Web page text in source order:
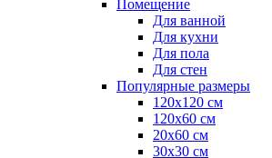
Помещение
Для ванной
Для кухни
Для пола
Для стен
Популярные размеры
120x120 см
120x60 см
20x60 см
30x30 см